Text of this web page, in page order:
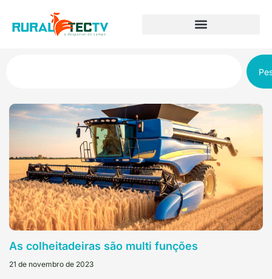
As colheitadeiras são multi funções
21 de novembro de 2023